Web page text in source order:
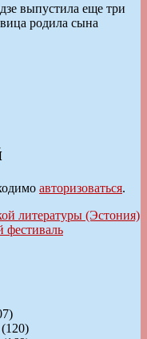
выпустила еще три
родила сына
авторизоваться.
литературы (Эстония)
(120)